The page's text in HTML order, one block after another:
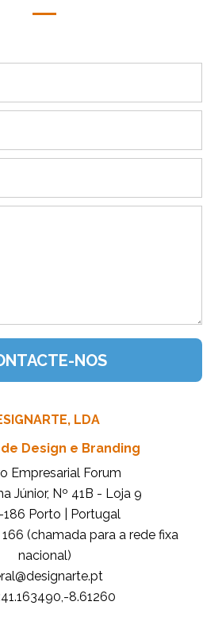
LDA
Design e Branding
Empresarial Forum
Júnior, Nº 41B - Loja 9
Porto | Portugal
(chamada para a rede fixa
nacional)
8.61260